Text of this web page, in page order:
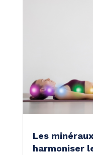
Les
harmoniser